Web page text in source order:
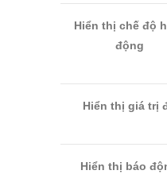
Hiển thị chế độ
động
Hiển thị giá trị
Hiển thị báo